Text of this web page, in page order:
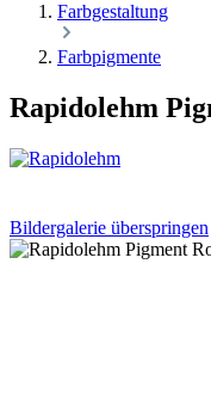
Farbgestaltung
Farbpigmente
Rapidolehm
Bildergalerie überspringen